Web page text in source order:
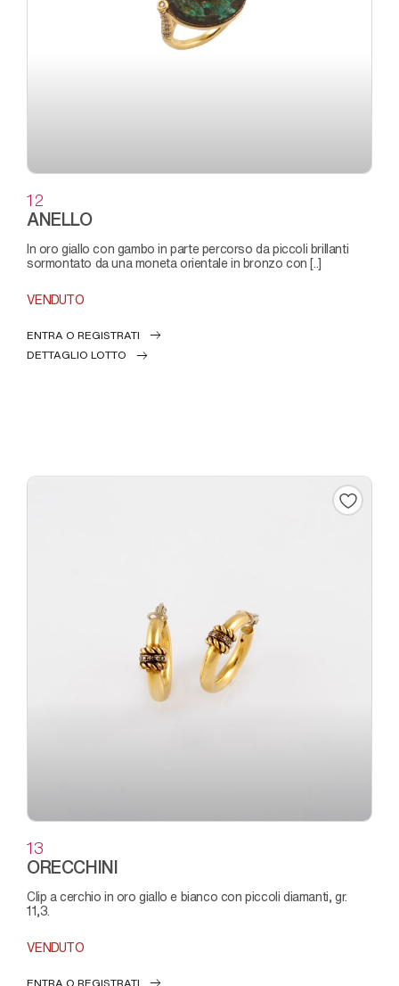
12
ANELLO
in oro giallo con gambo in parte percorso da piccoli brillanti
sormontato da una moneta orientale in bronzo con [..]
VENDUTO
ENTRA O REGISTRATI
DETTAGLIO LOTTO
13
ORECCHINI
clip a cerchio in oro giallo e bianco con piccoli diamanti, gr.
11,3.
VENDUTO
ENTRA O REGISTRATI